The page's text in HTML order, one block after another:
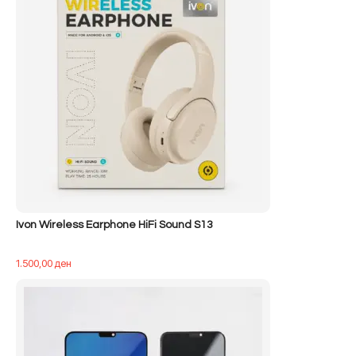
Ivon Wireless Earphone HiFi Sound S13
1.500,00ден